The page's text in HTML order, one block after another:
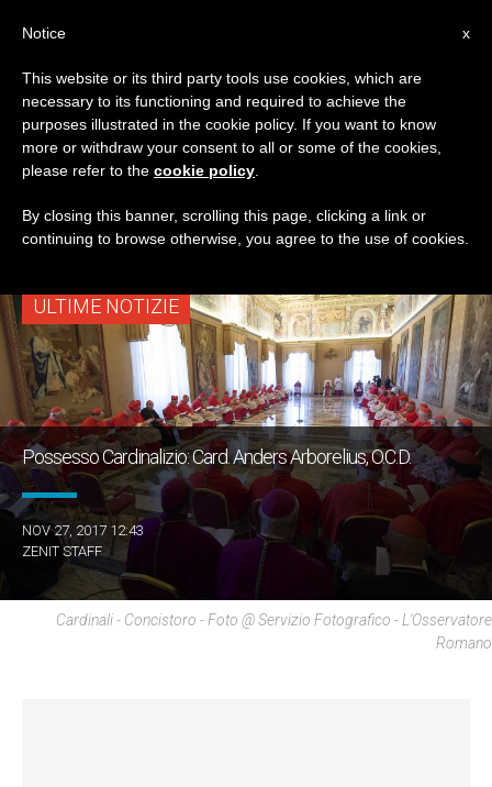
TAG
Posts Tagged ‘Card.
Anders Arborelius’
ULTIME NOTIZIE
Possesso Cardinalizio: Card. Anders Arborelius, O.C.D.
NOV 27, 2017 12:43
ZENIT STAFF
Cardinali - Concistoro - Foto @ Servizio Fotografico - L'Osservatore
Romano
x
Notice
This website or its third party tools use cookies, which are
necessary to its functioning and required to achieve the
purposes illustrated in the cookie policy. If you want to know
more or withdraw your consent to all or some of the cookies,
please refer to the cookie policy
By closing this banner, scrolling this page, clicking a link or
continuing to browse otherwise, you agree to the use of cookies.